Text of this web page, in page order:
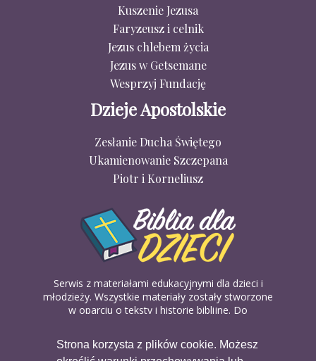
Strona korzysta z plików cookie. Możesz
Kuszenie Jezusa
Faryzeusz i celnik
Jezus chlebem życia
Jezus w Getsemane
Wesprzyj Fundację
Dzieje Apostolskie
Zesłanie Ducha Świętego
Ukamienowanie Szczepana
Piotr i Korneliusz
Serwis z materiałami edukacyjnymi dla dzieci i
młodzieży. Wszystkie materiały zostały stworzone
w oparciu o teksty i historie biblijne. Do
biblijnych. Można je pobierać, drukować i
udostępniać bez żadnych opłat. Materiałów